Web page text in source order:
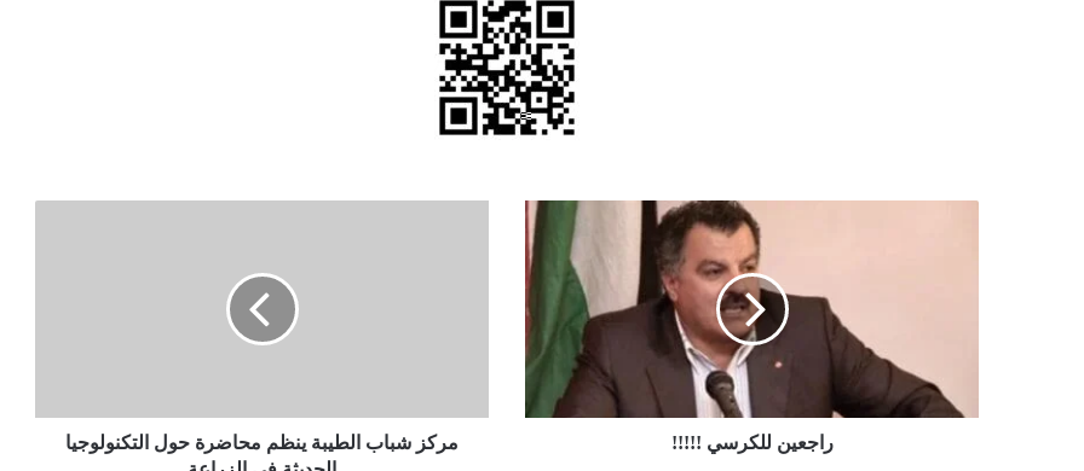
راجعين للكرسي !!!!!
في
الزراعةمركز شباب الطيبة ينظم محاضرة حول التكنولوجيا